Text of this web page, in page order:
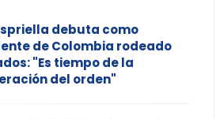
debuta como
de Colombia rodeado
"Es tiempo de la
del orden"